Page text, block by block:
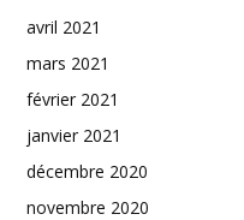
avril 2021
mars 2021
février 2021
janvier 2021
décembre 2020
novembre 2020